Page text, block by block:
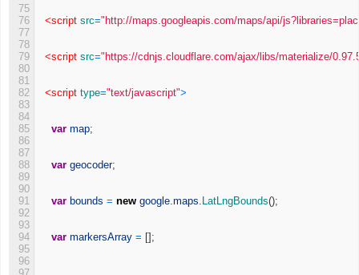
75
76
77
78
79
80
81
82
83
84
85
86
87
88
89
90
91
92
93
94
95
96
<script src="http://maps.googleapis.com/maps/api/
<script src="https://cdnjs.cloudflare.com/ajax/libs/materialize/
<script type="text/javascript">
var map;
var geocoder;
var bounds = new google.maps. LatLngBounds();
var markersArray = ;